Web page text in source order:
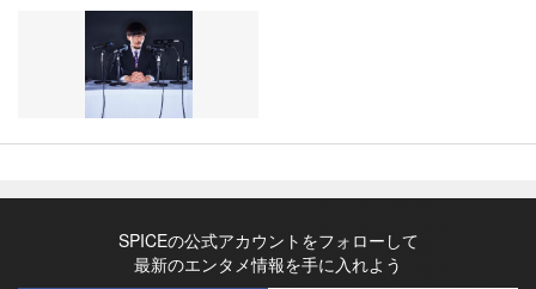
SPICEの公式アカウントをフォローして
最新のエンタメ情報を手に入れよう